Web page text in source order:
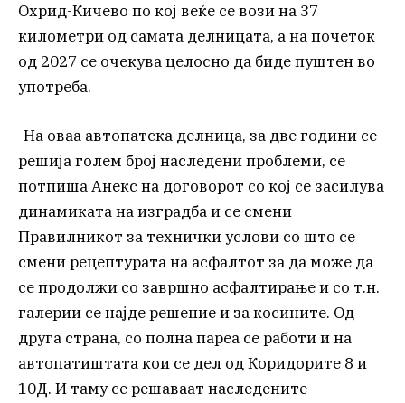
Охрид-Кичево по кој веќе се вози на 37
километри од самата делницата, а на почеток
од 2027 се очекува целосно да биде пуштен во
употреба.
-На оваа автопатска делница, за две години се
решија голем број наследени проблеми, се
потпиша Анекс на договорот со кој се засилува
динамиката на изградба и се смени
Правилникот за технички услови со што се
смени рецептурата на асфалтот за да може да
се продолжи со завршно асфалтирање и со т.н.
галерии се најде решение и за косините. Од
друга страна, со полна пареа се работи и на
автопатиштата кои се дел од Коридорите 8 и
10Д. И таму се решаваат наследените